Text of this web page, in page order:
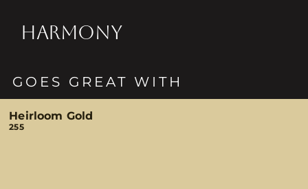
HARMONY
GOES GREAT WITH
Heirloom Gold
255